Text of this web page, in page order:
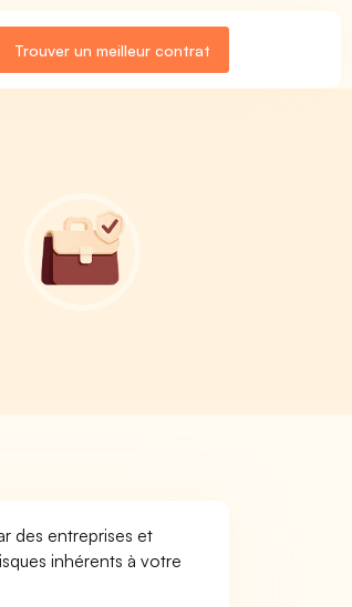
Trouver un meilleur contrat
des entreprises et
inhérents à votre